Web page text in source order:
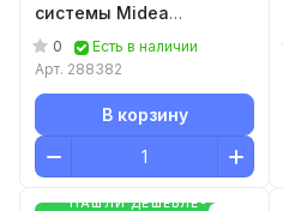
системы Midea
MMCBU1-12FRN8G1/T-
MBQ1-UTA
0
Есть в наличии
Арт. 288382
В корзину
НАШЛИ ДЕШЕВЛЕ-